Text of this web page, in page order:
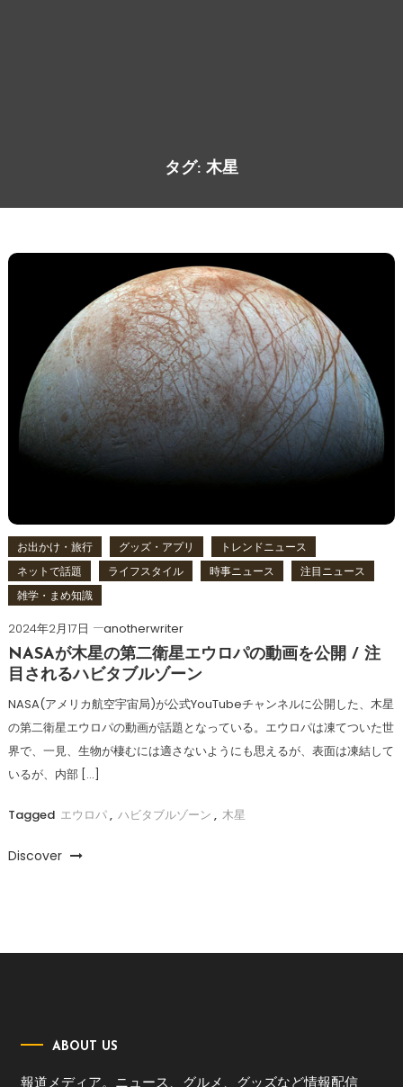
タグ: 木星
お出かけ・旅行 グッズ・アプリ
トレンドニュース
ネットで話題
ライフスタイル 時事ニュース
注目ニュース
雑学・まめ知識
2024年2月17日
anotherwriter
NASAが木星の第二衛星エウロパの動画を公開 / 注
目されるハビタブルゾーン
NASA(アメリカ航空宇宙局)が公式YouTubeチャンネルに公開した、木星
の第二衛星エウロパの動画が話題となっている。エウロパは凍てついた世
界で、一見、生物が棲むには適さないようにも思えるが、表面は凍結して
いるが、内部 […]
Tagged エウロパ, ハビタブルゾーン , 木星
Discover
ABOUT US
報道メディア。ニュース、グルメ、グッズなど情報配信